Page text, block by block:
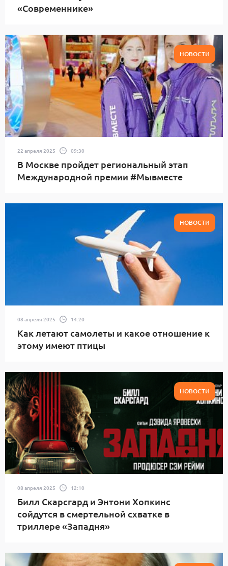
«Современнике»
НОВОСТИ
22 апреля 2025 09:30
В Москве пройдет региональный этап
Международной премии #Мывместе
НОВОСТИ
08 апреля 2025 14:20
Как летают самолеты и какое отношение к
этому имеют птицы
НОВОСТИ
08 апреля 2025 12:10
Билл Скарсгард и Энтони Хопкинс
сойдутся в смертельной схватке в
триллере «Западня»